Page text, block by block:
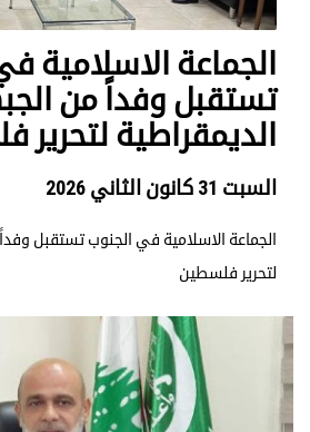
الجماعة الاسلامية
تستقبل وفداً من
الديمقراطية
السبت 31 كانون الثاني 2026
الجماعة الاسلامية في الجنوب تستقبل
لتحرير فلسطين